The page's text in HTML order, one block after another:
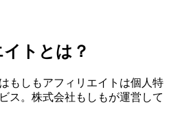
トとは？
もしもアフィリエイトは個人特
ス。株式会社もしもが運営して